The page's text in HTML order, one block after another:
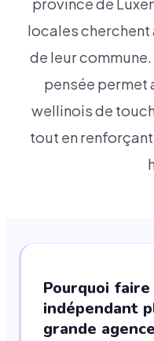
province de
locales cherchent
de leur
pensée permet
wellinois de
tout en
Pourquoi
indépendant
grande